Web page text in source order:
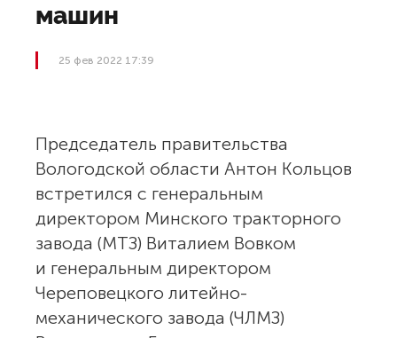
машин
25 фев 2022 17:39
Председатель правительства
Вологодской области Антон Кольцов
встретился с генеральным
директором Минского тракторного
завода (МТЗ) Виталием Вовком
и генеральным директором
Череповецкого литейно-
механического завода (ЧЛМЗ)